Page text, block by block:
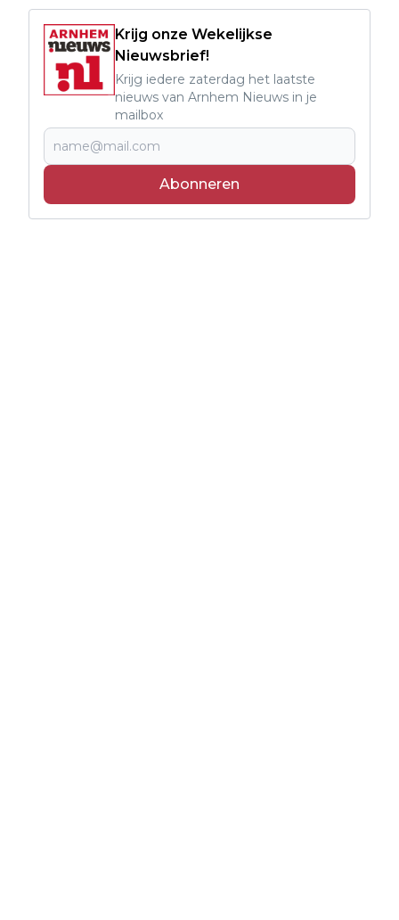
Krijg onze Wekelijkse
Nieuwsbrief!
Krijg iedere zaterdag het laatste
nieuws van Arnhem Nieuws in je
mailbox
Abonneren